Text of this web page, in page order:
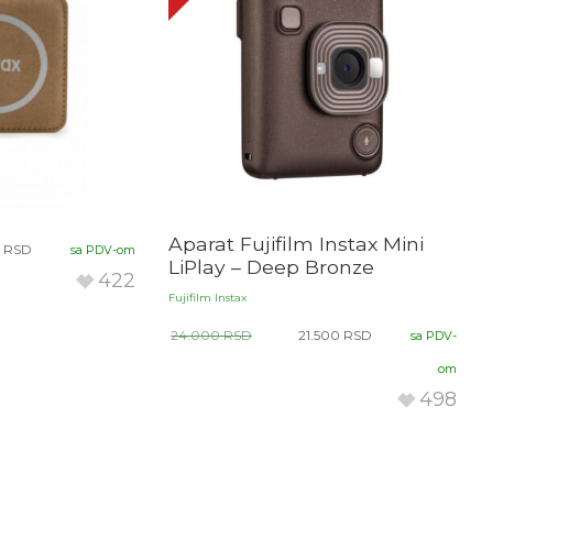
RSD sa PDV-om
422
Aparat Fujifilm Instax Mini
LiPlay – Deep Bronze
Fujifilm Instax
24.000RSD 21.500 RSD sa PDV-
om
498